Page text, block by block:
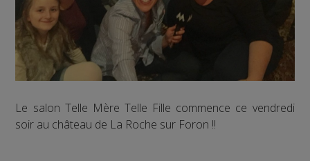
Le salon Telle Mère Telle Fille commence ce vendredi
soir au château de La Roche sur Foron !!